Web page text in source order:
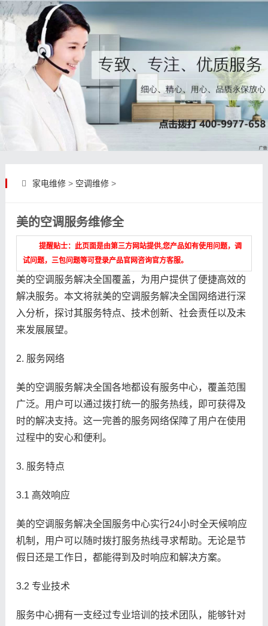
家电维修> 空调维修>
美的空调服务维修全
提醒贴士：此页面是由第三方网站提供,您产品如有使用问题，调
试问题，三包问题等可登录产品官网咨询官方客服。
美的空调服务解决全国覆盖，为用户提供了便捷高效的
解决服务。本文将就美的空调服务解决全国网络进行深
入分析，探讨其服务特点、技术创新、社会责任以及未
来发展展望。
2. 服务网络
美的空调服务解决全国各地都设有服务中心，覆盖范围
广泛。用户可以通过拨打统一的服务热线，即可获得及
时的解决支持。这一完善的服务网络保障了用户在使用
过程中的安心和便利。
3. 服务特点
3.1 高效响应
美的空调服务解决全国服务中心实行24小时全天候响应
机制，用户可以随时拨打服务热线寻求帮助。无论是节
假日还是工作日，都能得到及时响应和解决方案。
3.2 专业技术
服务中心拥有一支经过专业培训的技术团队，能够针对